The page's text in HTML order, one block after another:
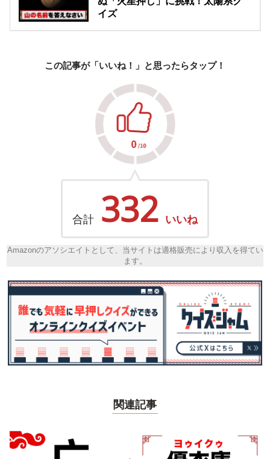
イズ
この記事が「いいね！」と思ったらタップ！
合計 332 いいね
Amazonのアソシエイトとして、当サイトは適格販売により収入を得てい
ます。
関連記事